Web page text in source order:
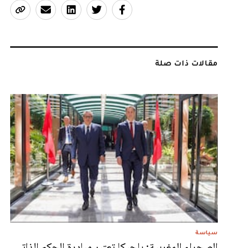
مقالات ذات صلة
سياسة